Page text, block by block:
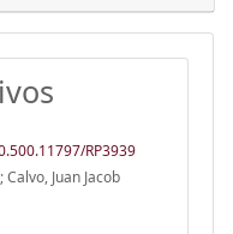
RP3939
Juan Jacob